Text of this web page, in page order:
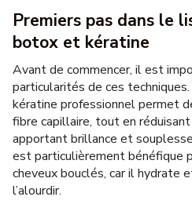
Premiers pas dans le
botox et kératine
Avant de commencer, il est
particularités de ces
kératine professionnel permet
fibre capillaire, tout en
apportant brillance et
est particulièrement bénéfique
cheveux bouclés, car il hydrate
l’alourdir.